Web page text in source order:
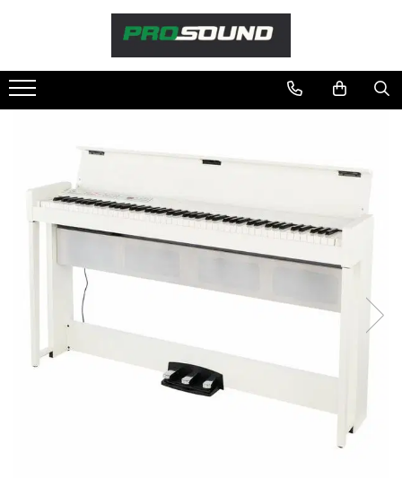
Sonorizare / PA
Adaptoare phantom
Amplificatoare Audio
Boxe Audio
Ecrane de difuzie
Mixere audio
Monitorizare In-Ear
Pickup-uri, platane & accesorii
Playere si Recordere
Procesoare si efecte